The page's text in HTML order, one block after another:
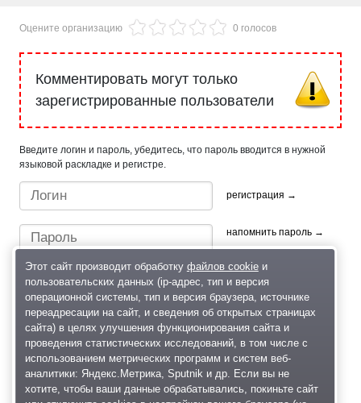
Оцените организацию 0 голосов
Комментировать могут только
зарегистрированные пользователи
Введите логин и пароль, убедитесь, что пароль вводится в нужной
языковой раскладке и регистре.
регистрация →
напомнить пароль →
Быстрый вход/регистрация, используя профиль в:
Этот сайт производит обработку файлов cookieи
пользовательских данных (ip-адрес, тип и версия
операционной системы, тип и версия браузера, источнике
переадресации на сайт, и сведения об открытых страницах
сайта) в целях улучшения функционирования сайта и
проведения статистических исследований, в том числе с
использованием метрических программ и систем веб-
аналитики: Яндекс.Метрика, Sputnik и др. Если вы не
хотите, чтобы ваши данные обрабатывались, покиньте сайт